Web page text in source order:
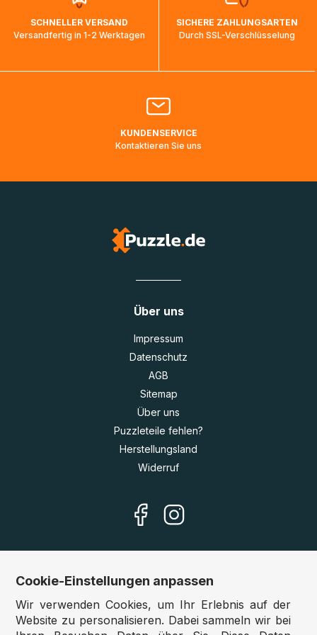
ankommen und von der dortigen Zustellorganisation weiter
bearbeitet werden.
Bitte kontaktieren Sie denKundenservicefalls Ihr Paket
Lieferadressen in Deutschland oder Europa mehrere Tage
SCHNELLER VERSAND
Versandfertig in 1-2 Werktagen
SICHERE ZAHLUNGSARTEN
Durch SSL-Verschlüsselung
KUNDENSERVICE
Kontaktieren Sie uns
Über uns
Impressum
Datenschutz
AGB
Sitemap
Über uns
Puzzleteile fehlen?
Herstellungsland
Widerruf
Unsere Shops
Deutschland:www.puzzle.de
Cookie-Einstellungen anpassen
Wir verwenden Cookies, um Ihr Erlebnis auf der
Website zu personalisieren. Dabei sammeln wir bei